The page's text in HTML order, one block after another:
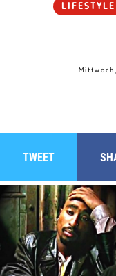
LIFESTYLE
TWEET